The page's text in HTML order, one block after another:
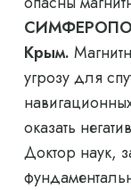
Крым.
угрозу для
оказать
Доктор наук,